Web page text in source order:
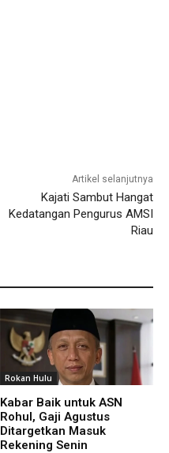
Artikel selanjutnya
Kajati Sambut Hangat
Kedatangan Pengurus AMSI
Riau
Rokan Hulu
Kabar Baik untuk ASN
Rohul, Gaji Agustus
Ditargetkan Masuk
Rekening Senin